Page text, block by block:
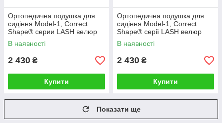
Ортопедична подушка для
сидіння Model-1, Correct
Shape® серии LASH велюр
рожевий
В наявності
2 430 ₴
Купити
Ортопедична подушка для
сидіння Model-1, Correct
Shape® серії LASH велюр
блакитний
В наявності
2 430 ₴
Купити
Показати ще